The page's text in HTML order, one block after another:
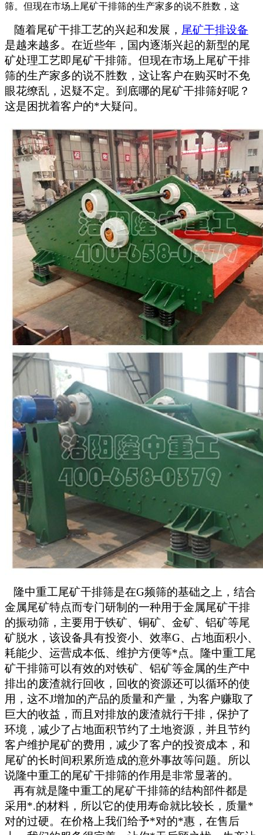
筛。但现在市场上尾矿干排筛的生产家多的说不胜数，这
随着尾矿干排工艺的兴起和发展， 尾矿干排设备
是越来越多。在近些年，国内逐渐兴起的新型的尾
矿处理工艺即尾矿干排筛。但现在市场上尾矿干排
筛的生产家多的说不胜数，这让客户在购买时不免
眼花缭乱，迟疑不定。到底哪的尾矿干排筛好呢？
这是困扰着客户的*大疑问。
隆中重工尾矿干排筛是在G频筛的基础之上，结合
金属尾矿特点而专门研制的一种用于金属尾矿干排
的振动筛，主要用于铁矿、铜矿、金矿、铝矿等尾
矿脱水，该设备具有投资小、效率G、占地面积小、
耗能少、运营成本低、维护方便等*点。隆中重工尾
矿干排筛可以有效的对铁矿、铝矿等金属的生产中
排出的废渣就行回收，回收的资源还可以循环的使
用，这不J增加的产品的质量和产量，为客户赚取了
巨大的收益，而且对排放的废渣就行干排，保护了
环境，减少了占地面积节约了土地资源，并且节约
客户维护尾矿的费用，减少了客户的投资成本，和
尾矿的长时间积累所造成的意外事故等问题。所以
说隆中重工的尾矿干排筛的作用是非常显著的。
再有就是隆中重工的尾矿干排筛的结构部件都是
采用*.的材料，所以它的使用寿命就比较长，质量*
对的过硬。在价格上我们给予*对的*惠，在售后